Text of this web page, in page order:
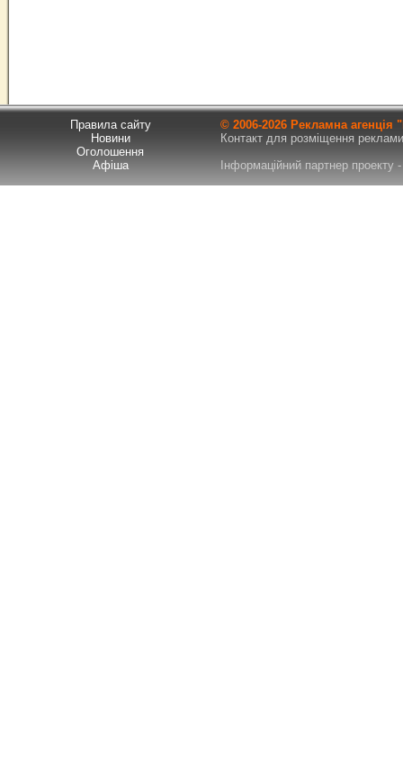
Правила сайту
Новини
Оголошення
Афіша
© 2006-2026 Рекламна
Контакт для розміщення
Інформаційний партнер проекту